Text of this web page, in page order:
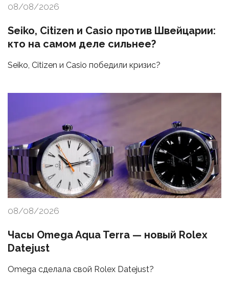
08/08/2026
Seiko, Citizen и Casio против Швейцарии:
кто на самом деле сильнее?
Seiko, Citizen и Casio победили кризис?
08/08/2026
Часы Omega Aqua Terra — новый Rolex
Datejust
Omega сделала свой Rolex Datejust?